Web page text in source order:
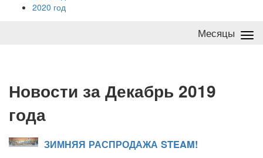
2020 год
Месяцы
Новости за Декабрь 2019
года
ЗИМНЯЯ РАСПРОДАЖА STEAM!